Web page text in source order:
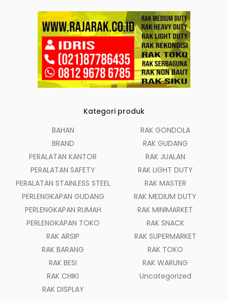
Kategori produk
BAHAN
BRAND
PERALATAN KANTOR
PERALATAN SAFETY
PERALATAN STAINLESS STEEL
PERLENGKAPAN GUDANG
PERLENGKAPAN RUMAH
PERLENGKAPAN TOKO
RAK ARSIP
RAK BARANG
RAK BESI
RAK CHIKI
RAK DISPLAY
RAK GONDOLA
RAK GUDANG
RAK JUALAN
RAK LIGHT DUTY
RAK MASTER
RAK MEDIUM DUTY
RAK MINIMARKET
RAK SNACK
RAK SUPERMARKET
RAK TOKO
RAK WARUNG
Uncategorized